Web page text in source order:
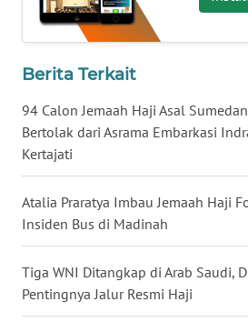
Berita Terkait
94 Calon Jemaah Haji Asal
Bertolak dari Asrama Embarkasi
Kertajati
Atalia Praratya Imbau Jemaah Haji
Insiden Bus di Madinah
Tiga WNI Ditangkap di Arab Saudi,
Pentingnya Jalur Resmi Haji
WN
BABEL
SUMBAR
WN
SUMSEL
WN
BENGKULU
WN
LAMPUNG